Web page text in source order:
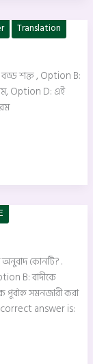
Translation
শক্ত , Option B:
Option D: এই
কোনটি? .
B: বাদীকে
সমনজারী করা
correct answer is: